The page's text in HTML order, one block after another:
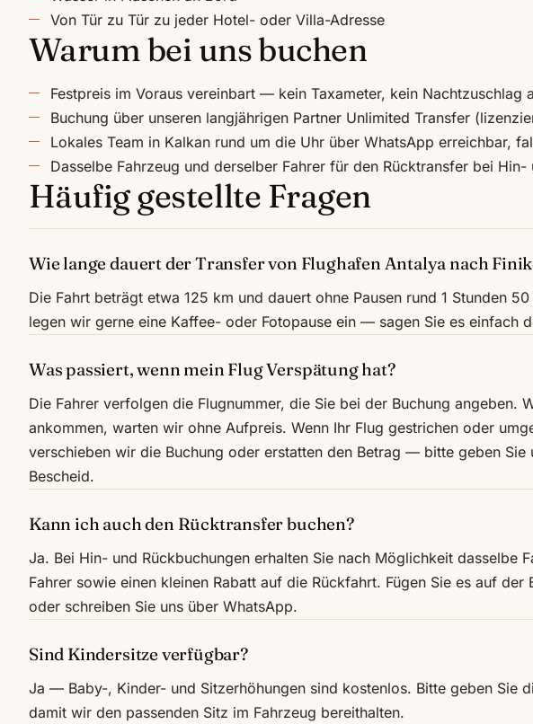
Von Tür zu Tür zu jeder Hotel- oder Villa-Adresse
Warum bei uns buchen
Festpreis im Voraus vereinbart — kein Taxameter, kein Nachtzuschlag
Buchung über unseren langjährigen Partner Unlimited Transfer
Lokales Team in Kalkan rund um die Uhr über WhatsApp erreichbar,
Dasselbe Fahrzeug und derselber Fahrer für den Rücktransfer bei Hin-
Häufig gestellte Fragen
Wie lange dauert der Transfer von Flughafen Antalya nach
Die Fahrt beträgt etwa 125 km und dauert ohne Pausen rund 1 Stunden
legen wir gerne eine Kaffee- oder Fotopause ein — sagen Sie es einfach
Was passiert, wenn mein Flug Verspätung hat?
Die Fahrer verfolgen die Flugnummer, die Sie bei der Buchung angeben.
ankommen, warten wir ohne Aufpreis. Wenn Ihr Flug gestrichen oder
verschieben wir die Buchung oder erstatten den Betrag — bitte geben
Bescheid.
Kann ich auch den Rücktransfer buchen?
Ja. Bei Hin- und Rückbuchungen erhalten Sie nach Möglichkeit dasselbe
Fahrer sowie einen kleinen Rabatt auf die Rückfahrt. Fügen Sie es auf der
oder schreiben Sie uns über WhatsApp.
Sind Kindersitze verfügbar?
Ja — Baby-, Kinder- und Sitzerhöhungen sind kostenlos. Bitte geben Sie
damit wir den passenden Sitz im Fahrzeug bereithalten.